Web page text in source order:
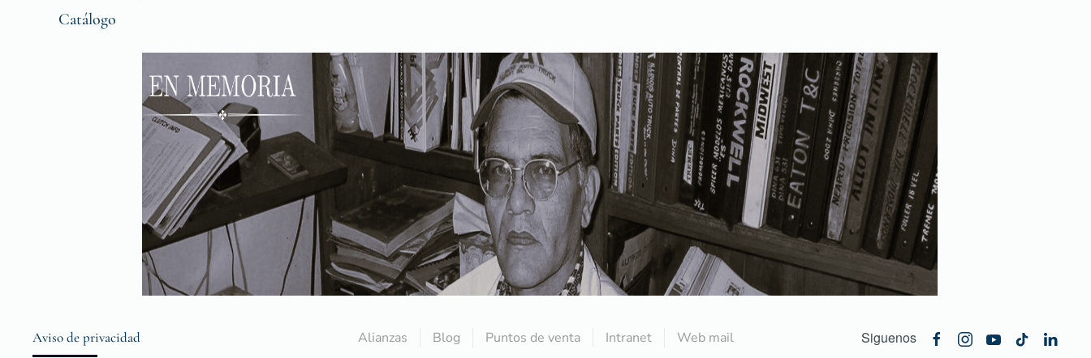
Catálogo
Aviso de privacidad Alianzas Blog Puntos de venta Intranet Web mail Siguenos